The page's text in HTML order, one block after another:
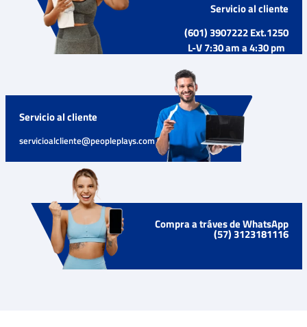
Servicio al cliente
(601) 3907222 Ext.1250
L-V 7:30 am a 4:30 pm
Servicio al cliente
servicioalcliente@peopleplays.com
Compra a tráves de WhatsApp
(57) 3123181116